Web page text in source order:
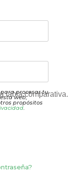
para procesar tu
web,
propósitos
.